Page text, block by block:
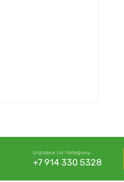
справки по телефону:
+7 914 330 5328